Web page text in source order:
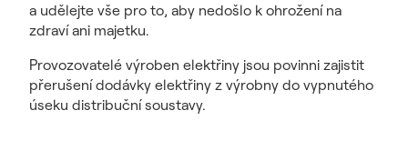
a udělejte vše pro to, aby nedošlo k ohrožení na
zdraví ani majetku.
Provozovatelé výroben elektřiny jsou povinni zajistit
přerušení dodávky elektřiny z výrobny do vypnutého
úseku distribuční soustavy.